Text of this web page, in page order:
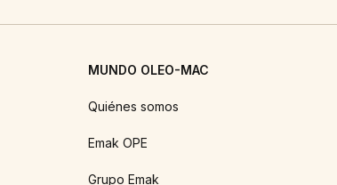
MUNDO OLEO-MAC
Quiénes somos
Emak OPE
Grupo Emak